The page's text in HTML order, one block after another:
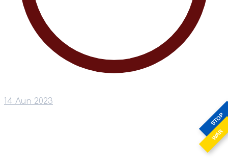
STOP
WAR
14 Лип 2023